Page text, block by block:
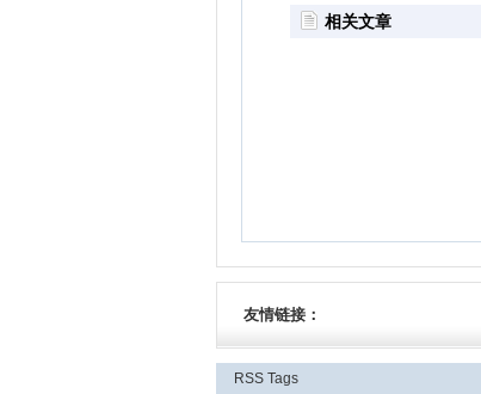
相关文章
友情链接：
RSS Tags